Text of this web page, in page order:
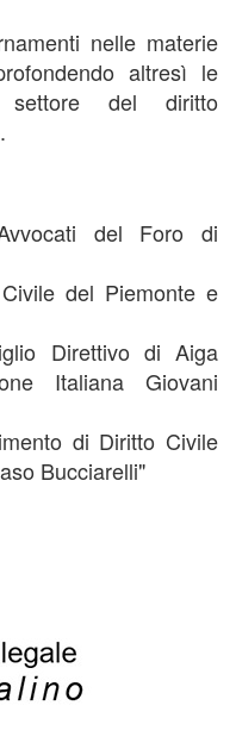
nelle materie
altresì le
settore del diritto
del Foro di
del Piemonte e
Direttivo di Aiga
Italiana Giovani
di Diritto Civile
Bucciarelli"